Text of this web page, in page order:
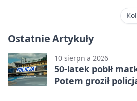
Ostatnie Artykuły
10 sierpnia 2026
50-latek pobił
Potem groził